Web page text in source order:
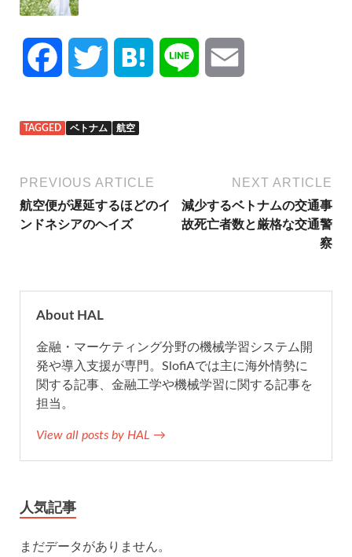
c
e
b
o
i
t
t
r
n
i
TAGGED ベトナム 航空
PREVIOUS ARTICLE
航空便が遅延するほどのイ
ンドネシアのヘイズ
NEXT ARTICLE
減少するベトナムの交通事
故死亡者数と厳格な交通警
察
About HAL
金融・マーケティング分野の機械学習システム開
発や導入支援が専門。SlofiAでは主に海外情勢に
関する記事、金融工学や機械学習に関する記事を
担当。
View all posts by HAL →
人気記事
まだデータがありません。